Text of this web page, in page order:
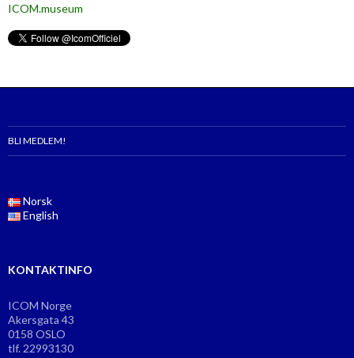
ICOM.museum
BLI MEDLEM!
Norsk
English
KONTAKTINFO
ICOM Norge
Akersgata 43
0158 OSLO
tlf. 22993130